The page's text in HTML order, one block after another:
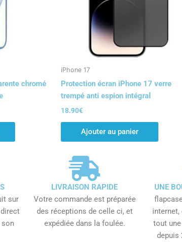
chromé
iPhone 17
Protection écran iPhone 17 verre
trempé anti espion intégral
18.90€
Ajouter au panier
sur
son
LIVRAISON RAPIDE
Votre commande est préparée
des réceptions de celle ci, et
expédiée dans la foulée.
UNE
tout
depuis